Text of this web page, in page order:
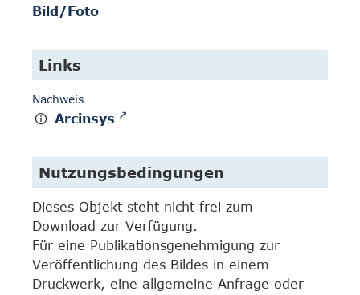
Bild/Foto
Links
Nachweis
Arcinsys
Nutzungsbedingungen
Dieses Objekt steht nicht frei zum
Download zur Verfügung.
Für eine Publikationsgenehmigung zur
Veröffentlichung des Bildes in einem
Druckwerk, eine allgemeine Anfrage oder